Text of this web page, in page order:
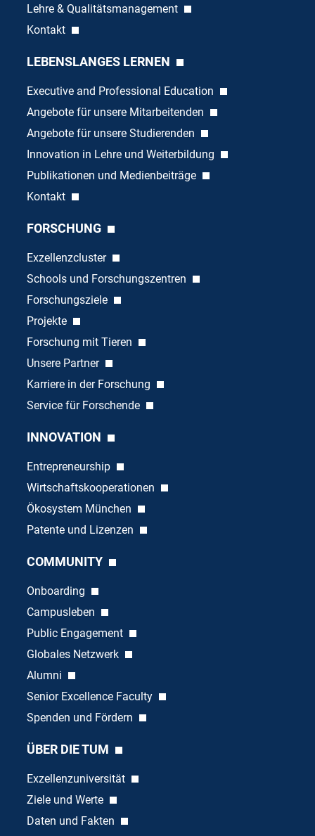
Lehre & Qualitätsmanagement
Kontakt
LEBENSLANGES LERNEN
Executive and Professional Education
Angebote für unsere Mitarbeitenden
Angebote für unsere Studierenden
Innovation in Lehre und Weiterbildung
Publikationen und Medienbeiträge
Kontakt
FORSCHUNG
Exzellenzcluster
Schools und Forschungszentren
Forschungsziele
Projekte
Forschung mit Tieren
Unsere Partner
Karriere in der Forschung
Service für Forschende
INNOVATION
Entrepreneurship
Wirtschaftskooperationen
Ökosystem München
Patente und Lizenzen
COMMUNITY
Onboarding
Campusleben
Public Engagement
Globales Netzwerk
Alumni
Senior Excellence Faculty
Spenden und Fördern
ÜBER DIE TUM
Exzellenzuniversität
Ziele und Werte
Daten und Fakten